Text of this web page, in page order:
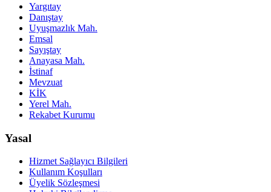
Yargıtay
Danıştay
Uyuşmazlık Mah.
Emsal
Sayıştay
Anayasa Mah.
İstinaf
Mevzuat
KİK
Yerel Mah.
Rekabet Kurumu
Yasal
Hizmet Sağlayıcı Bilgileri
Kullanım Koşulları
Üyelik Sözleşmesi